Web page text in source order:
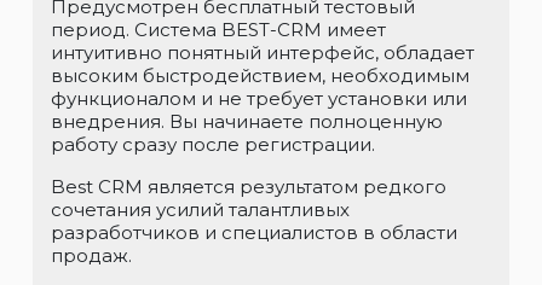
Предусмотрен бесплатный тестовый
период. Система BEST-CRM имеет
интуитивно понятный интерфейс, обладает
высоким быстродействием, необходимым
функционалом и не требует установки или
внедрения. Вы начинаете полноценную
работу сразу после регистрации.
Best CRM является результатом редкого
сочетания усилий талантливых
разработчиков и специалистов в области
продаж.